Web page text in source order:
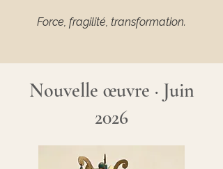
Force, fragilité, transformation.
Nouvelle œuvre · Juin
2026